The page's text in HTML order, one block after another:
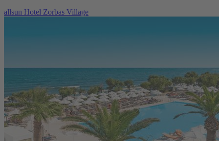
allsun Hotel Zorbas Village